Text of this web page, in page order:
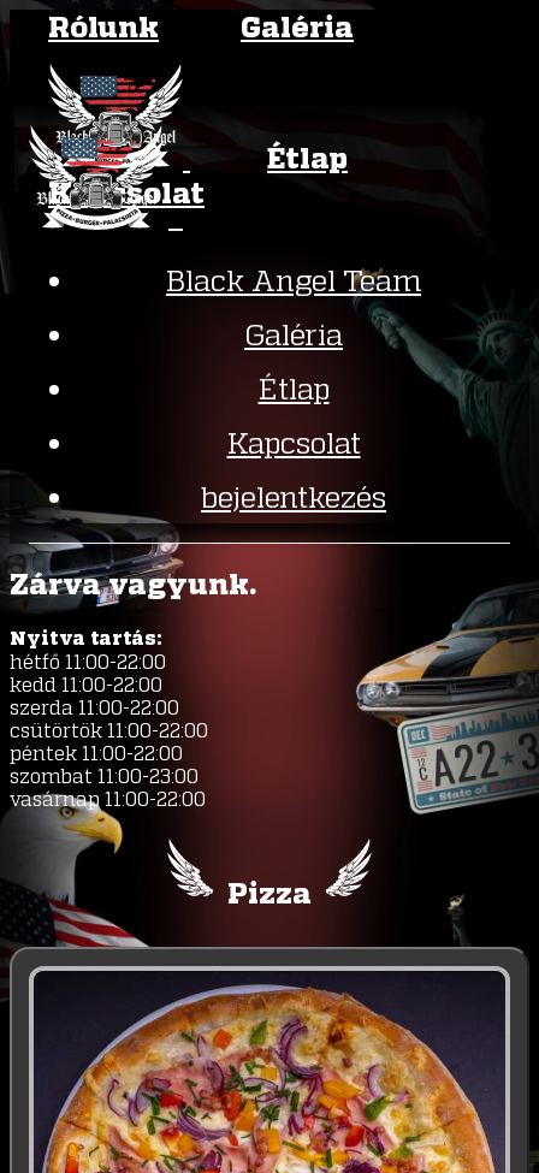
Rólunk Galéria
Étlap
Kapcsolat
Black Angel Team
Galéria
Étlap
Kapcsolat
bejelentkezés
Zárva vagyunk.
Nyitva tartás:
hétfő 11:00-22:00
kedd 11:00-22:00
szerda 11:00-22:00
csütörtök 11:00-22:00
péntek 11:00-22:00
szombat 11:00-23:00
vasárnap 11:00-22:00
Pizza